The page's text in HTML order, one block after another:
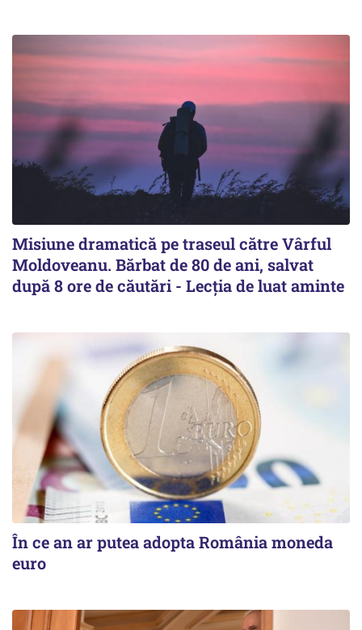
Misiune dramatică pe traseul către Vârful
Moldoveanu. Bărbat de 80 de ani, salvat
după 8 ore de căutări - Lecția de luat aminte
În ce an ar putea adopta România moneda
euro